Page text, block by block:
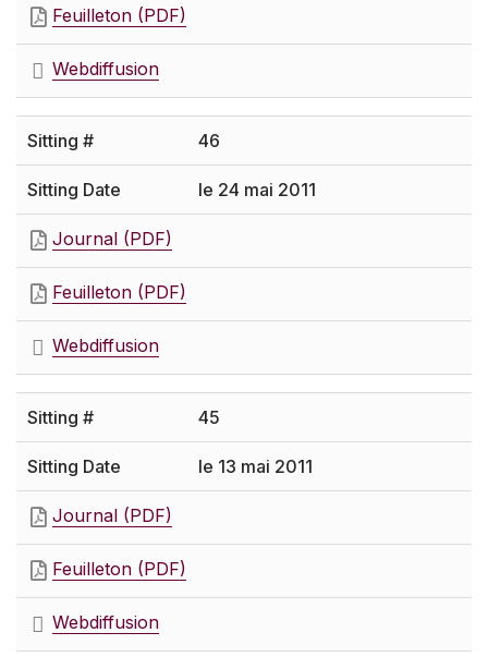
Feuilleton (PDF)
Webdiffusion
46
le 24 mai 2011
Journal (PDF)
Feuilleton (PDF)
Webdiffusion
45
le 13 mai 2011
Journal (PDF)
Feuilleton (PDF)
Webdiffusion